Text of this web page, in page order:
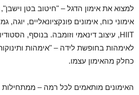
למצוא את אימון הדגל – "חיטוב בטן וישבן",
אימוני כוח, אימונים פונקציונאליים, יוגה,
HIIT, עיצוב דינאמי וזומבה. בנוסף, הסטודיו
לאימהות בחופשת לידה – "אימהות
כחלק מהאימון עצמו.
האימונים מותאמים לכל רמה – ממתחילות